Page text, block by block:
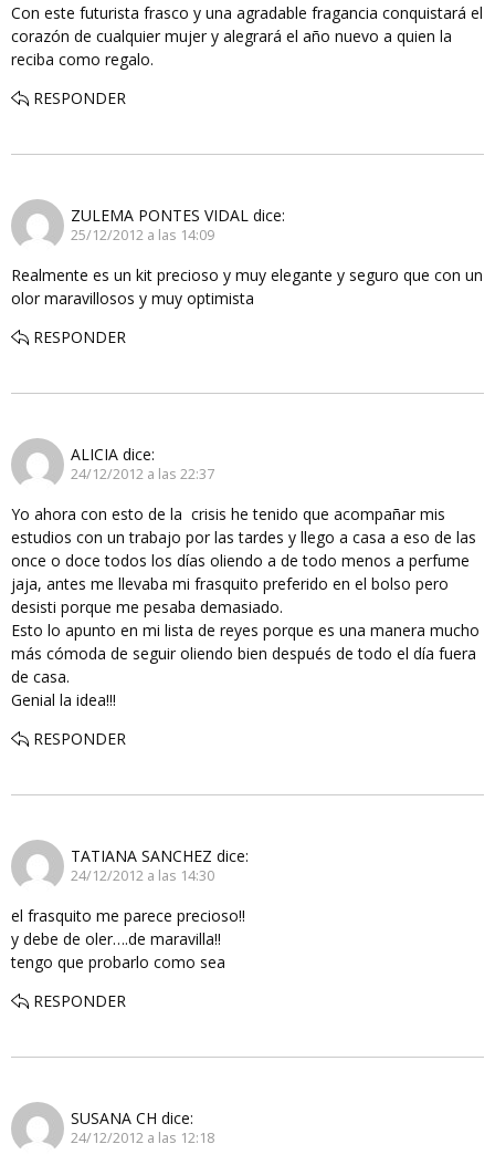
Con este futurista frasco y una agradable fragancia conquistará el
corazón de cualquier mujer y alegrará el año nuevo a quien la
reciba como regalo.
RESPONDER
ZULEMA PONTES VIDAL dice:
25/12/2012 a las 14:09
Realmente es un kit precioso y muy elegante y seguro que con un
olor maravillosos y muy optimista
RESPONDER
ALICIA dice:
24/12/2012 a las 22:37
Yo ahora con esto de la crisis he tenido que acompañar mis
estudios con un trabajo por las tardes y llego a casa a eso de las
once o doce todos los días oliendo a de todo menos a perfume
jaja, antes me llevaba mi frasquito preferido en el bolso pero
desisti porque me pesaba demasiado.
Esto lo apunto en mi lista de reyes porque es una manera mucho
más cómoda de seguir oliendo bien después de todo el día fuera
de casa.
Genial la idea!!!
RESPONDER
TATIANA SANCHEZ dice:
24/12/2012 a las 14:30
el frasquito me parece precioso!!
y debe de oler….de maravilla!!
tengo que probarlo como sea
RESPONDER
SUSANA CH dice:
24/12/2012 a las 12:18